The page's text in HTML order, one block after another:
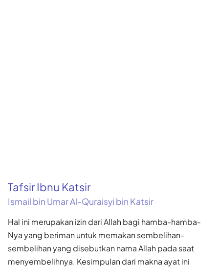
Tafsir Ibnu Katsir
Ismail bin Umar Al-Quraisyi bin Katsir
Hal ini merupakan izin dari Allah bagi hamba-hamba-
Nya yang beriman untuk memakan sembelihan-
sembelihan yang disebutkan nama Allah pada saat
menyembelihnya. Kesimpulan dari makna ayat ini